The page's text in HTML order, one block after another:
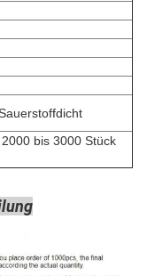
bis 3000 Stück